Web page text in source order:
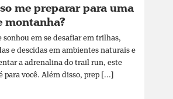
me preparar para uma
montanha?
sonhou em se desafiar em trilhas,
e descidas em ambientes naturais e
a adrenalina do trail run, este
para você. Além disso, prep [...]